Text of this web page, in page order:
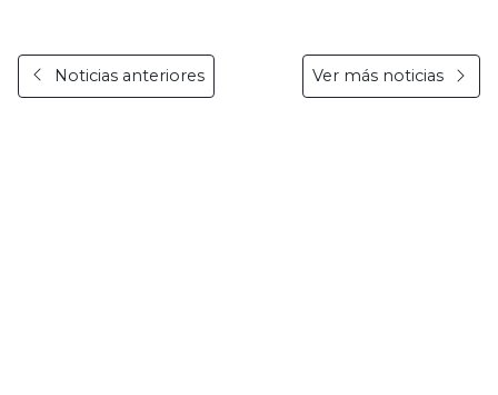
Noticias anteriores Ver más noticias